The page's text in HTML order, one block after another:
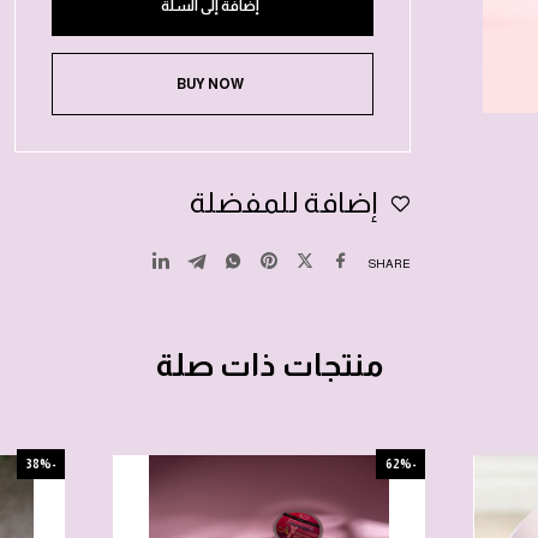
إضافة إلى السلة
BUY NOW
إضافة للمفضلة
SHARE
منتجات ذات صلة
-62%
-38%